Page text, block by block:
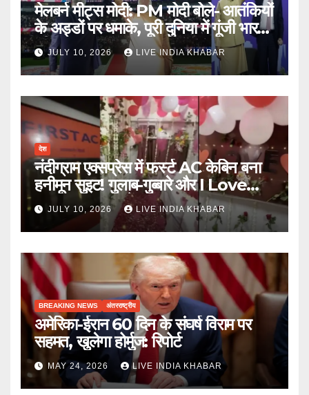
मेलबर्न मीट्स मोदी: PM मोदी बोले- आतंकियों
के अड्डों पर धमाके, पूरी दुनिया में गूंजी भारत
की ताकत
JULY 10, 2026 LIVE INDIA KHABAR
देश
नंदीग्राम एक्सप्रेस में फर्स्ट AC केबिन बना
हनीमून सुइट! गुलाब-गुब्बारे और I Love
You, TTE सस्पेंड
JULY 10, 2026 LIVE INDIA KHABAR
BREAKING NEWS अंतरराष्ट्रीय
अमेरिका-ईरान 60 दिन के संघर्ष विराम पर
सहमत, खुलेगा होर्मुज: रिपोर्ट
MAY 24, 2026 LIVE INDIA KHABAR